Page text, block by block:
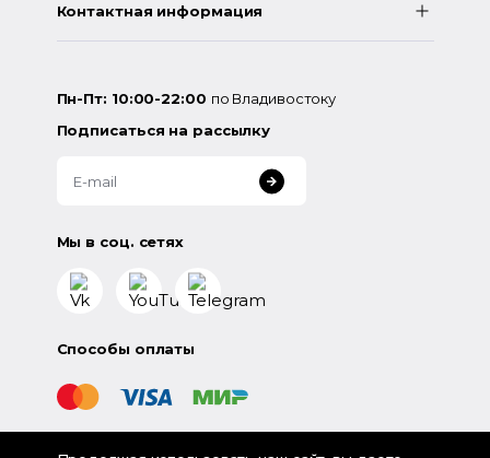
Контактная информация
Пн-Пт: 10:00-22:00 по Владивостоку
Подписаться на рассылку
Мы в соц. сетях
Способы оплаты